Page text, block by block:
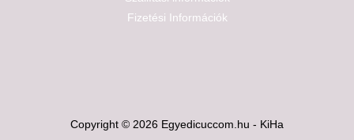
Fizetési Információk
Copyright © 2026 Egyedicuccom.hu - KiHa